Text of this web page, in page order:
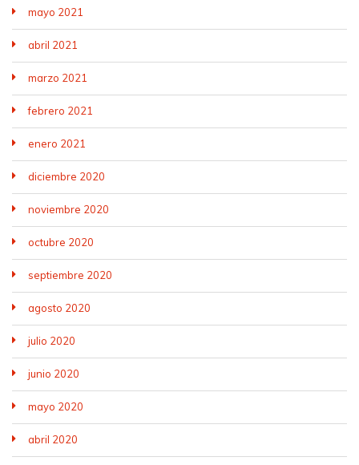
mayo 2021
abril 2021
marzo 2021
febrero 2021
enero 2021
diciembre 2020
noviembre 2020
octubre 2020
septiembre 2020
agosto 2020
julio 2020
junio 2020
mayo 2020
abril 2020